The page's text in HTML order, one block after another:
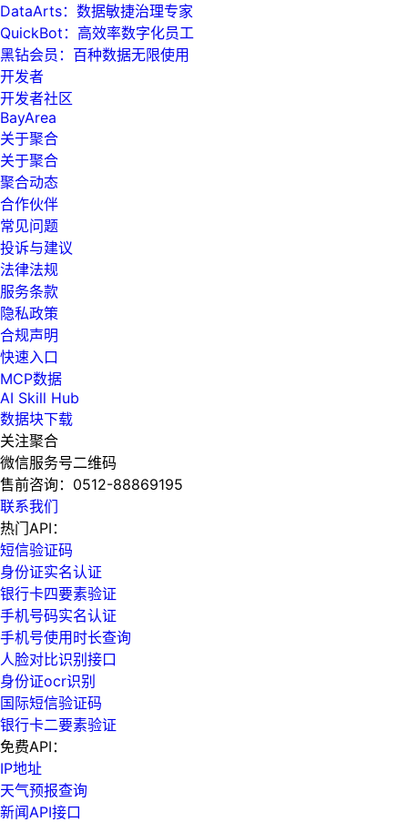
DataArts：数据敏捷治理专家
QuickBot：高效率数字化员工
黑钻会员：百种数据无限使用
开发者
开发者社区
BayArea
关于聚合
关于聚合
聚合动态
合作伙伴
常见问题
投诉与建议
法律法规
服务条款
隐私政策
合规声明
快速入口
MCP数据
AI Skill Hub
数据块下载
关注聚合
微信服务号二维码
售前咨询： 0512-88869195
联系我们
热门API：
短信验证码
身份证实名认证
银行卡四要素验证
手机号码实名认证
手机号使用时长查询
人脸对比识别接口
身份证ocr识别
国际短信验证码
银行卡二要素验证
免费API：
IP地址
天气预报查询
新闻API接口